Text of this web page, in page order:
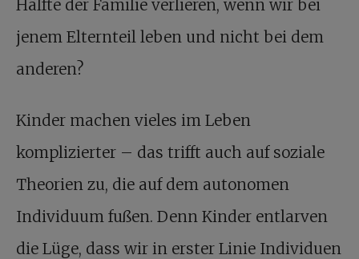
Hälfte der Familie verlieren, wenn wir bei
jenem Elternteil leben und nicht bei dem
anderen?
Kinder machen vieles im Leben
komplizierter – das trifft auch auf soziale
Theorien zu, die auf dem autonomen
Individuum fußen. Denn Kinder entlarven
die Lüge, dass wir in erster Linie Individuen